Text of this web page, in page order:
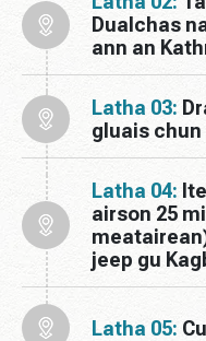
Dualchas
ann an
Latha 03:
gluais
Latha 04:
airson 25
jeep gu
Latha 05: